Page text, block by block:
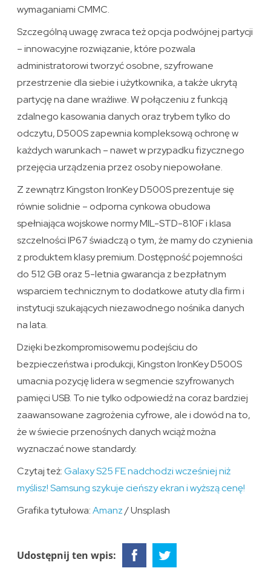
wymaganiami CMMC.
Szczególną uwagę zwraca też opcja podwójnej partycji
– innowacyjne rozwiązanie, które pozwala
administratorowi tworzyć osobne, szyfrowane
przestrzenie dla siebie i użytkownika, a także ukrytą
partycję na dane wrażliwe. W połączeniu z funkcją
zdalnego kasowania danych oraz trybem tylko do
odczytu, D500S zapewnia kompleksową ochronę w
każdych warunkach – nawet w przypadku fizycznego
przejęcia urządzenia przez osoby niepowołane.
Z zewnątrz Kingston IronKey D500S prezentuje się
równie solidnie – odporna cynkowa obudowa
spełniająca wojskowe normy MIL-STD-810F i klasa
szczelności IP67 świadczą o tym, że mamy do czynienia
z produktem klasy premium. Dostępność pojemności
do 512 GB oraz 5-letnia gwarancja z bezpłatnym
wsparciem technicznym to dodatkowe atuty dla firm i
instytucji szukających niezawodnego nośnika danych
na lata.
Dzięki bezkompromisowemu podejściu do
bezpieczeństwa i produkcji, Kingston IronKey D500S
umacnia pozycję lidera w segmencie szyfrowanych
pamięci USB. To nie tylko odpowiedź na coraz bardziej
zaawansowane zagrożenia cyfrowe, ale i dowód na to,
że w świecie przenośnych danych wciąż można
wyznaczać nowe standardy.
Czytaj też:Galaxy S25 FE nadchodzi wcześniej niż
myślisz! Samsung szykuje cieńszy ekran i wyższą cenę!
Grafika tytułowa:Amanz/ Unsplash
Udostępnij ten wpis: